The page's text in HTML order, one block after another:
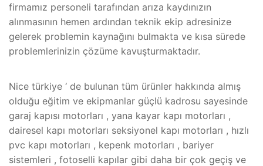
firmamız personeli tarafından arıza kaydınızın
alınmasının hemen ardından teknik ekip adresinize
gelerek problemin kaynağını bulmakta ve kısa sürede
problemlerinizin çözüme kavuşturmaktadır.
Nice türkiye ‘ de bulunan tüm ürünler hakkında almış
olduğu eğitim ve ekipmanlar güçlü kadrosu sayesinde
garaj kapısı motorları , yana kayar kapı motorları ,
dairesel kapı motorları seksiyonel kapı motorları , hızlı
pvc kapı motorları , kepenk motorları , bariyer
sistemleri , fotoselli kapılar gibi daha bir çok geçiş ve